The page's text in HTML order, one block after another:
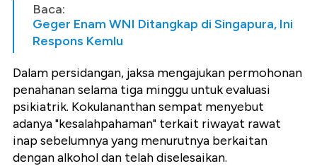
Baca:
Geger Enam WNI Ditangkap di Singapura, Ini
Respons Kemlu
Dalam persidangan, jaksa mengajukan permohonan
penahanan selama tiga minggu untuk evaluasi
psikiatrik. Kokulananthan sempat menyebut
adanya "kesalahpahaman" terkait riwayat rawat
inap sebelumnya yang menurutnya berkaitan
dengan alkohol dan telah diselesaikan.